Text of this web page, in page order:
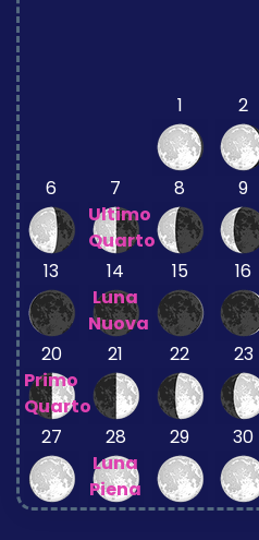
1 2
6
7
Ultimo
Quarto
8 9
13
14
Luna
Nuova
15 16
20
Primo
Quarto
21 22 23
27
28
Luna
Piena
29 30